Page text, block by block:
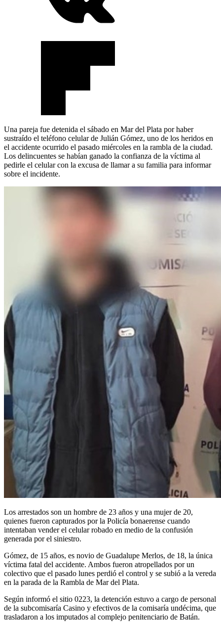
Una pareja fue detenida el sábado en Mar del Plata por haber
sustraído el teléfono celular de Julián Gómez, uno de los heridos en
el accidente ocurrido el pasado miércoles en la rambla de la ciudad.
Los delincuentes se habían ganado la confianza de la víctima al
pedirle el celular con la excusa de llamar a su familia para informar
sobre el incidente.
Los arrestados son un hombre de 23 años y una mujer de 20,
quienes fueron capturados por la Policía bonaerense cuando
intentaban vender el celular robado en medio de la confusión
generada por el siniestro.
Gómez, de 15 años, es novio de Guadalupe Merlos, de 18, la única
víctima fatal del accidente. Ambos fueron atropellados por un
colectivo que el pasado lunes perdió el control y se subió a la vereda
en la parada de la Rambla de Mar del Plata.
Según informó el sitio 0223, la detención estuvo a cargo de personal
de la subcomisaría Casino y efectivos de la comisaría undécima, que
trasladaron a los imputados al complejo penitenciario de Batán.